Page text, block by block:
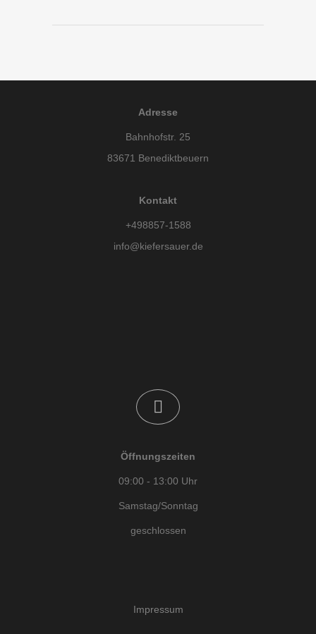
Adresse
Bahnhofstr. 25
83671 Benediktbeuern
Kontakt
+498857-1588
info@kiefersauer.de
Impressum
Öffnungszeiten
09:00 - 13:00 Uhr
Samstag/Sonntag
geschlossen